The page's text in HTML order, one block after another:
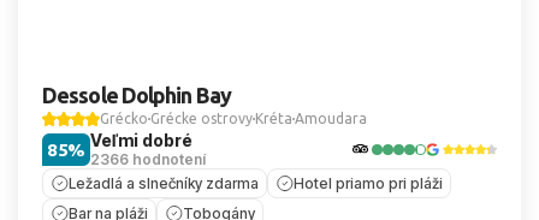
Dessole Dolphin Bay
Grécko Grécke ostrovy Kréta Amoudara
Veľmi dobré
2366 hodnotení
85%
Ležadlá a slnečníky zdarma
Hotel priamo pri pláži
Bar na pláži
Tobogány